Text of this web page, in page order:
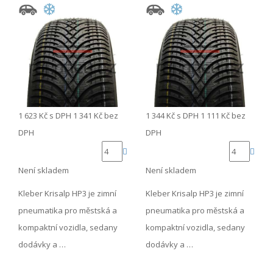
1 623 Kč s DPH 1 341 Kč bez
DPH
Není skladem
Kleber Krisalp HP3 je zimní
pneumatika pro městská a
kompaktní vozidla, sedany
dodávky a …
1 344 Kč s DPH 1 111 Kč bez
DPH
Není skladem
Kleber Krisalp HP3 je zimní
pneumatika pro městská a
kompaktní vozidla, sedany
dodávky a …